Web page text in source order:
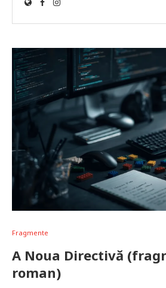
Fragmente
A Noua Directivă
roman)